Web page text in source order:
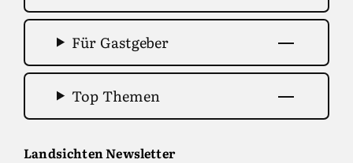
Für Gastgeber
Top Themen
Landsichten Newsletter